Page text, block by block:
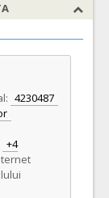
4230487
+4